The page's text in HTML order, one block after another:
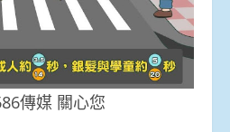
傳媒 關心您